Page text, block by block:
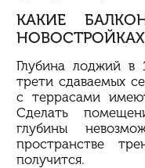
КАКИЕ
Глубина лоджий в
трети сдаваемых
с террасами
Сделать
глубины
пространстве
получится.